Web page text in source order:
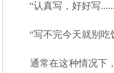
“认真写，好好写
“写不完今天就别吃
通常在这种情况下